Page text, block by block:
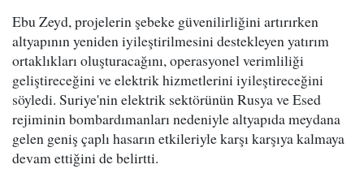
Ebu Zeyd, projelerin şebeke güvenilirliğini artırırken
altyapının yeniden iyileştirilmesini destekleyen yatırım
ortaklıkları oluşturacağını, operasyonel verimliliği
geliştireceğini ve elektrik hizmetlerini iyileştireceğini
söyledi. Suriye'nin elektrik sektörünün Rusya ve Esed
rejiminin bombardımanları nedeniyle altyapıda meydana
gelen geniş çaplı hasarın etkileriyle karşı karşıya kalmaya
devam ettiğini de belirtti.